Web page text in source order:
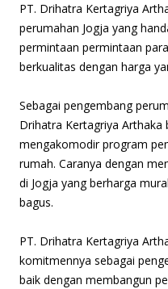
PT. Drihatra Kertagriya
perumahan Jogja yang
permintaan permintaan
berkualitas dengan harga
Sebagai pengembang
Drihatra Kertagriya Arthaka
mengakomodir program
rumah. Caranya dengan
di Jogja yang berharga
bagus.
PT. Drihatra Kertagriya
komitmennya sebagai
baik dengan membangun